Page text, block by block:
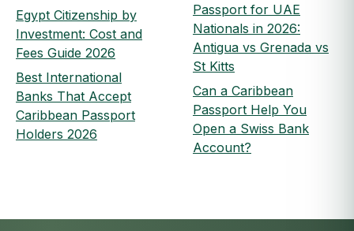
Egypt Citizenship by
Investment: Cost and
Fees Guide 2026
Best International
Banks That Accept
Caribbean Passport
Holders 2026
Passport for UAE
Nationals in 2026:
Antigua vs Grenada vs
St Kitts
Can a Caribbean
Passport Help You
Open a Swiss Bank
Account?